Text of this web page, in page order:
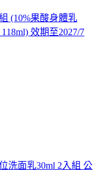
(10%果酸身體乳
效期至2027/7
洗面乳30ml 2入組 公